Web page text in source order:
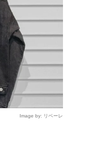
Image by: リベーレ